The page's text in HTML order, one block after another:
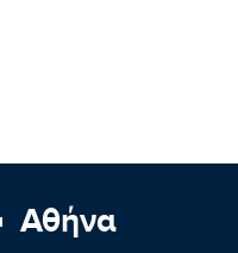
Αθήνα